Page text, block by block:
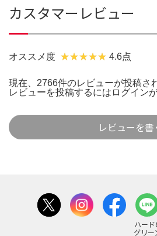
カスタマーレビュー
オススメ度 4.6点
現在、2766件のレビューが投稿さ
レビューを投稿するには ログイン
レビューを書
ハー
グリー